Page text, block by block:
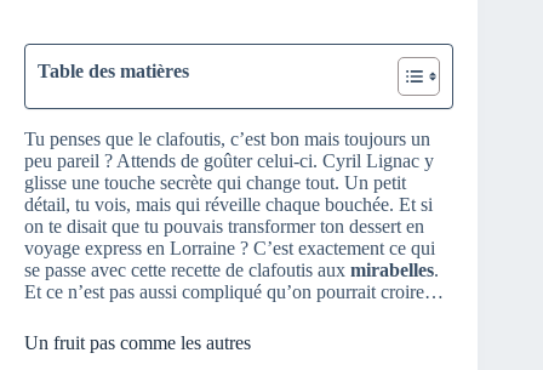
Table des matières
Tu penses que le clafoutis, c’est bon mais toujours un
peu pareil ? Attends de goûter celui-ci. Cyril Lignac y
glisse une touche secrète qui change tout. Un petit
détail, tu vois, mais qui réveille chaque bouchée. Et si
on te disait que tu pouvais transformer ton dessert en
voyage express en Lorraine ? C’est exactement ce qui
se passe avec cette recette de clafoutis aux mirabelles.
Et ce n’est pas aussi compliqué qu’on pourrait croire…
Un fruit pas comme les autres